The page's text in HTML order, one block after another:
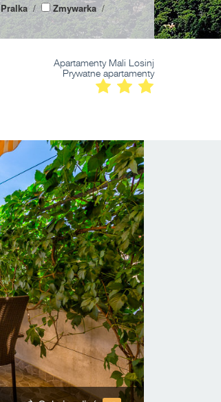
Pralka/ Zmywarka /
Apartamenty Mali Losinj
Prywatne apartamenty